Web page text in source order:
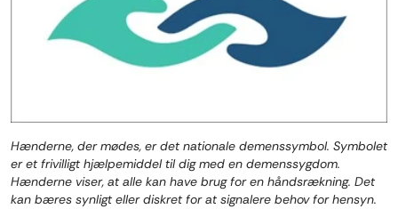
Hænderne, der mødes, er det nationale demenssymbol. Symbolet
er et frivilligt hjælpemiddel til dig med en demenssygdom.
Hænderne viser, at alle kan have brug for en håndsrækning. Det
kan bæres synligt eller diskret for at signalere behov for hensyn.